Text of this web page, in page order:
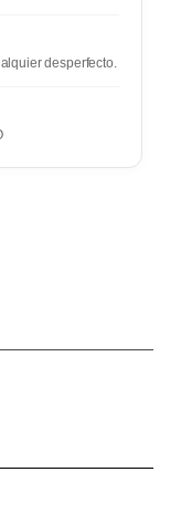
desperfecto.